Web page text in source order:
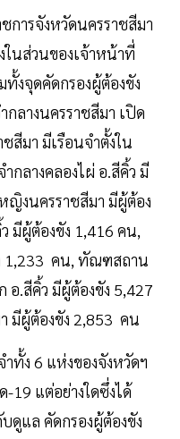
การจังหวัดนครราชสีมา
ในส่วนของเจ้าหน้าที่
งจุดคัดกรองผู้ต้องขัง
ลางนครราชสีมา เปิด
สีมา มีเรือนจำตั้งใน
กลางคลองไผ่ อ.สีคิ้ว มี
งนครราชสีมา มีผู้ต้อง
มีผู้ต้องขัง 1,416 คน,
1,233 คน, ทัณฑสถาน
อ.สีคิ้ว มีผู้ต้องขัง 5,427
มีผู้ต้องขัง 2,853 คน
ทั้ง 6 แห่งของจังหวัดฯ
-19 แต่อย่างใดซึ่งได้
ดูแล คัดกรองผู้ต้องขัง